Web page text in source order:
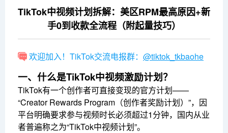
TikTok中视频计划拆解：美区RPM最高原因+新
手0到收款全流程（附起量技巧）
欢迎加入！TikTok交流电报群： @tiktok_tkbaohe
一、什么是TikTok中视频激励计划？
TikTok有一个创作者可直接变现的官方计划——
“Creator Rewards Program（创作者奖励计划）”，因
平台明确要求参与视频时长必须超过1分钟，国内从业
者普遍称之为“TikTok中视频计划”。